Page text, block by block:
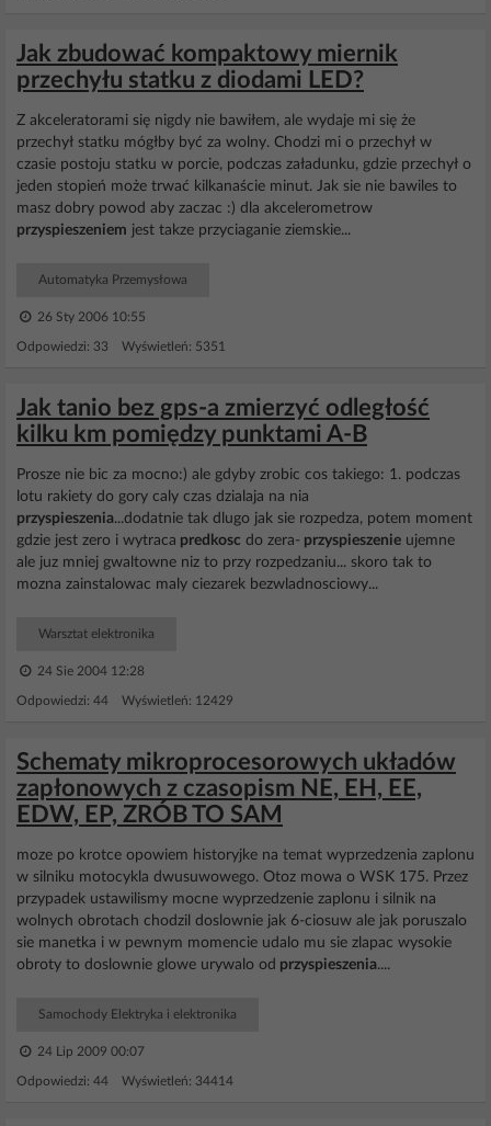
Jak zbudować kompaktowy miernik
przechyłu statku z diodami LED?
Z akceleratorami się nigdy nie bawiłem, ale wydaje mi się że
przechył statku mógłby być za wolny. Chodzi mi o przechył w
czasie postoju statku w porcie, podczas załadunku, gdzie przechył o
jeden stopień może trwać kilkanaście minut. Jak sie nie bawiles to
masz dobry powod aby zaczac :) dla akcelerometrow
przyspieszeniem jest takze przyciaganie ziemskie...
Automatyka Przemysłowa
26 Sty 2006 10:55
Odpowiedzi: 33 Wyświetleń: 5351
Jak tanio bez gps-a zmierzyć odległość
kilku km pomiędzy punktami A-B
Prosze nie bic za mocno:) ale gdyby zrobic cos takiego: 1. podczas
lotu rakiety do gory caly czas dzialaja na nia
przyspieszenia...dodatnie tak dlugo jak sie rozpedza, potem moment
gdzie jest zero i wytraca predkosc do zera- przyspieszenie ujemne
ale juz mniej gwaltowne niz to przy rozpedzaniu... skoro tak to
mozna zainstalowac maly ciezarek bezwladnosciowy...
Warsztat elektronika
24 Sie 2004 12:28
Odpowiedzi: 44 Wyświetleń: 12429
Schematy mikroprocesorowych układów
zapłonowych z czasopism NE, EH, EE,
EDW, EP, ZRÓB TO SAM
moze po krotce opowiem historyjke na temat wyprzedzenia zaplonu
w silniku motocykla dwusuwowego. Otoz mowa o WSK 175. Przez
przypadek ustawilismy mocne wyprzedzenie zaplonu i silnik na
wolnych obrotach chodzil doslownie jak 6-ciosuw ale jak poruszalo
sie manetka i w pewnym momencie udalo mu sie zlapac wysokie
obroty to doslownie glowe urywalo od przyspieszenia....
Samochody Elektryka i elektronika
24 Lip 2009 00:07
Odpowiedzi: 44 Wyświetleń: 34414